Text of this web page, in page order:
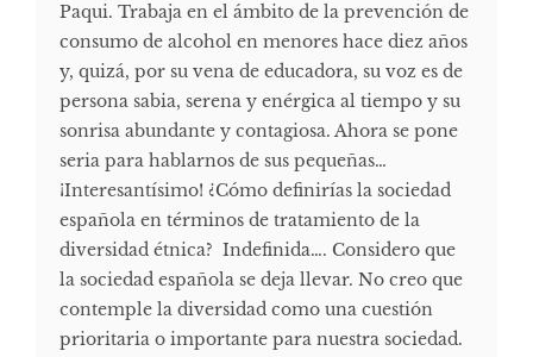
Paqui. Trabaja en el ámbito de la prevención de
consumo de alcohol en menores hace diez años
y, quizá, por su vena de educadora, su voz es de
persona sabia, serena y enérgica al tiempo y su
sonrisa abundante y contagiosa. Ahora se pone
seria para hablarnos de sus pequeñas…
¡Interesantísimo! ¿Cómo definirías la sociedad
española en términos de tratamiento de la
diversidad étnica? Indefinida…. Considero que
la sociedad española se deja llevar. No creo que
contemple la diversidad como una cuestión
prioritaria o importante para nuestra sociedad.